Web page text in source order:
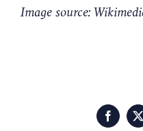
Image source:
X